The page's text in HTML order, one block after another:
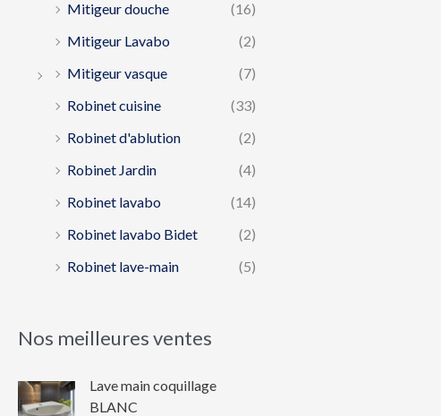
Mitigeur douche
(16)
Mitigeur Lavabo
(2)
Mitigeur vasque
(7)
Robinet cuisine
(33)
Robinet d'ablution
(2)
Robinet Jardin
(4)
Robinet lavabo
(14)
Robinet lavabo Bidet
(2)
Robinet lave-main
(5)
Nos meilleures ventes
Lave main coquillage
BLANC